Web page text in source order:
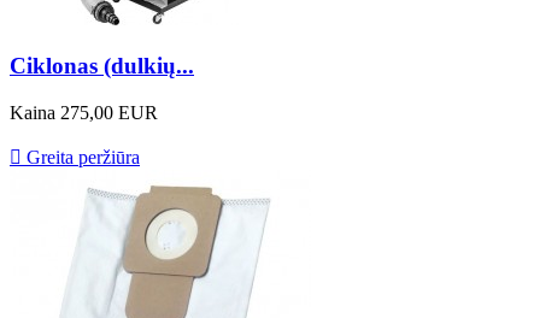
Ciklonas (dulkių...
Kaina 275,00 EUR
 Greita peržiūra